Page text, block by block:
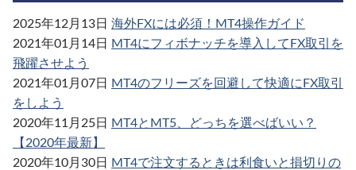
2025年12月13日 海外FXには必須！MT4操作ガイド
2021年01月14日 MT4にフィボナッチを導入してFX取引を
飛躍させよう
2021年01月07日 MT4のフリーズを回避して快適にFX取引
をしよう
2020年11月25日 MT4とMT5、どっちを選べばいい？
【2020年最新】
2020年10月30日 MT4で注文するときは利食いと損切りの